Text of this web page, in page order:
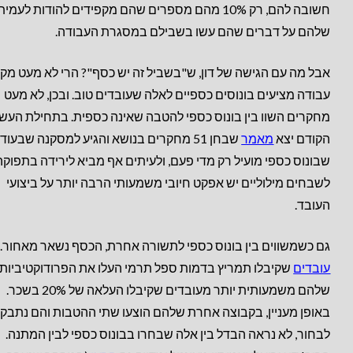
חשובה להם, רק 10% מהם מספרים שהם מקפידים להודות
שלהם על דברים שהם עשו בשבילם במסגרת העבודה.
אבל מה עם הגישה של דון, ש"בשביל זה יש כסף"? הרי לא מעט
עבודה מציעים בונוסים כספיים לאלה שעובדים טוב. ובכן, לא מעט
מחקרים השוו בין בונוס כספי להטבה שאינה כספית. בתחילת
הקודם יצא מאמר
שבחן 51 מחקרים בנושא והגיע למסקנה שבעוד
שבונוס כספי מועיל רק מדי פעם, ולעיתים אף מביא לירידה
לשבחים מילוליים יש אפקט חיובי משמעותי הרבה יותר על ביצועי
העובד.
גם כשמשווים בין בונוס כספי לתשורה אחרת, הכסף נשאר מאחור.
עובדים שקיבלו תמריץ בדמות ספל תרמי העלו את הפרודוקטיביות
שלהם משמעותית יותר מעובדים שקיבלו העלאה של 20% בשכר.
באופן מעניין, בקבוצה אחרת שלהם הוצעו שתי ההטבות והם
לבחור, לא נראה הבדל בין אלה שבחרו בבונוס כספי לבין המתנה.